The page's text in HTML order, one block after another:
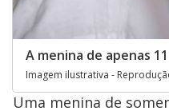
A menina de apenas
Imagem ilustrativa -
Uma menina de